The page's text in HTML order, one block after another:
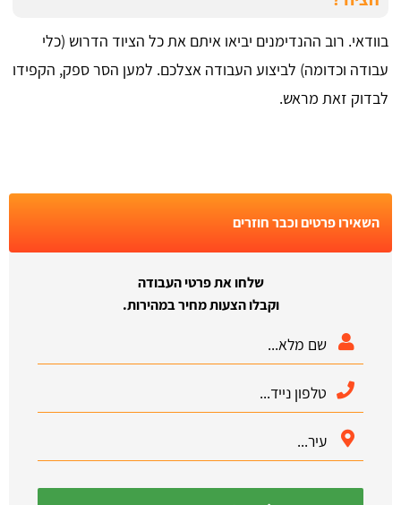
בוודאי. רוב ההנדימנים יביאו איתם את כל הציוד הדרוש (כלי
עבודה וכדומה) לביצוע העבודה אצלכם. למען הסר ספק, הקפידו
לבדוק זאת מראש.
השאירו פרטים וכבר חוזרים
שלחו את פרטי העבודה
וקבלו הצעות מחיר במהירות.